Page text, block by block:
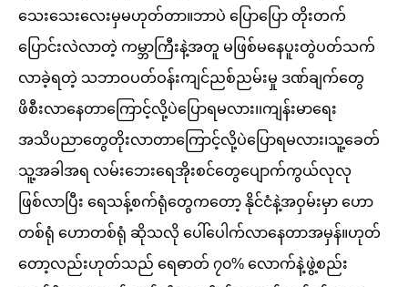
သေးသေးလေးမှမဟုတ်တာ။ဘာပဲ ပြောပြော တိုးတက်
ပြောင်းလဲလာတဲ့ ကမ္ဘာကြီးနဲ့အတူ မဖြစ်မနေပူးတွဲပတ်သက်
လာခဲ့ရတဲ့ သဘာဝပတ်ဝန်းကျင်ညစ်ညမ်းမှု ဒဏ်ချက်တွေ
ဖိစီးလာနေတာကြောင့်လို့ပဲပြောရမလား၊၊ကျန်းမာရေး
အသိပညာတွေတိုးလာတာကြောင့်လို့ပဲပြောရမလား၊သူ့ခေတ်
သူ့အခါအရ လမ်းဘေးရေအိုးစင်တွေပျောက်ကွယ်လုလု
ဖြစ်လာပြီး ရေသန့်စက်ရုံတွေကတော့ နိုင်ငံနဲ့အဝှမ်းမှာ ဟော
တစ်ရုံ ဟောတစ်ရုံ ဆိုသလို ပေါ်ပေါက်လာနေတာအမှန်။ဟုတ်
တော့လည်းဟုတ်သည် ရေဓာတ် ၇၀% လောက်နဲ့ဖွဲ့စည်း